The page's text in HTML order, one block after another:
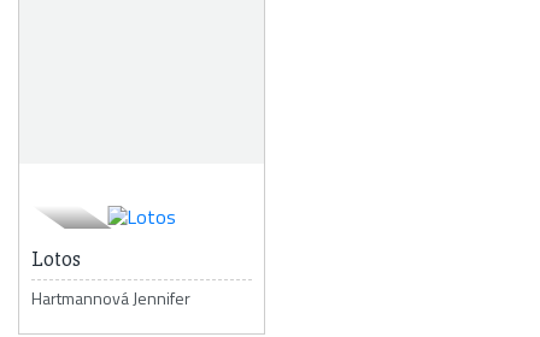
Lotos
Hartmannová Jennifer